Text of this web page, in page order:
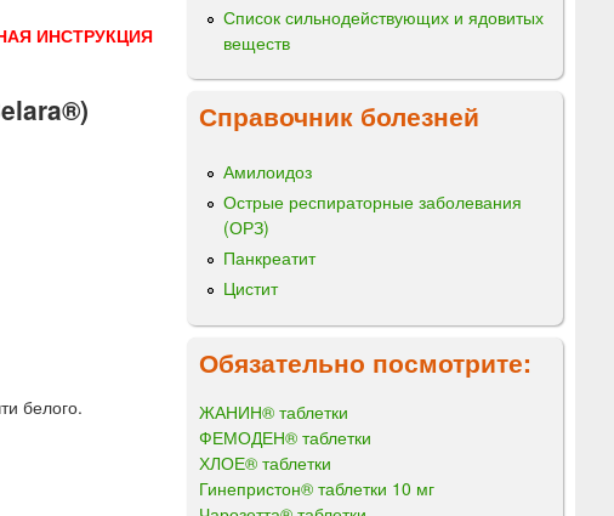
ИНСТРУКЦИЯ
белого.
Список сильнодействующих и ядовитых
веществ
Справочник болезней
Амилоидоз
Острые респираторные заболевания
(ОРЗ)
Панкреатит
Цистит
Обязательно посмотрите:
ЖАНИН® таблетки
ФЕМОДЕН® таблетки
ХЛОЕ® таблетки
Гинепристон® таблетки 10 мг